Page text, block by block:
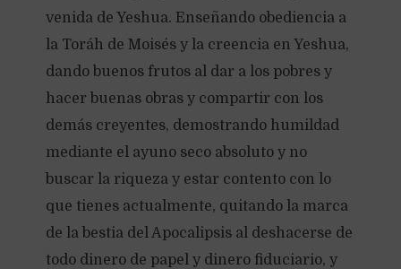
venida de Yeshua. Enseñando obediencia a
la Toráh de Moisés y la creencia en Yeshua,
dando buenos frutos al dar a los pobres y
hacer buenas obras y compartir con los
demás creyentes, demostrando humildad
mediante el ayuno seco absoluto y no
buscar la riqueza y estar contento con lo
que tienes actualmente, quitando la marca
de la bestia del Apocalipsis al deshacerse de
todo dinero de papel y dinero fiduciario, y